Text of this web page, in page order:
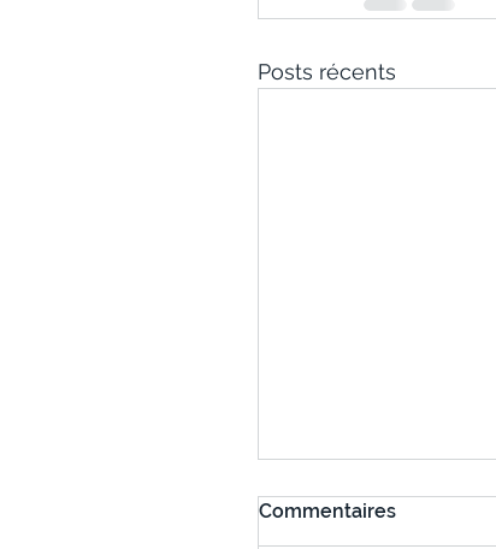
Posts récents
Commentaires